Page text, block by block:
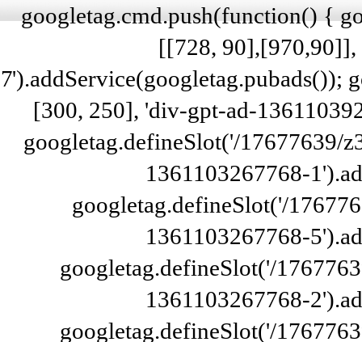
googletag.cmd.push(function() {
[[728,
7').addService(googletag.pubads());
[300, 250], 'div-gpt-ad-
googletag.defineSlot('/
1361103267768-
googletag.defineSlot('/
1361103267768-
googletag.defineSlot('/
1361103267768-
googletag.defineSlot('/